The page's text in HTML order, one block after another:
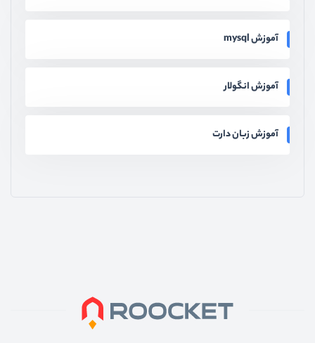
آموزش mysql
آموزش انگولار
آموزش زبان دارت